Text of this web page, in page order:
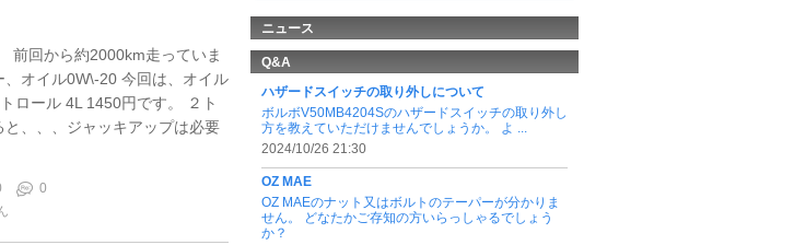
前回から約2000km走っていま
オイル0W\-20 今回は、オイル
ロール 4L 1450円です。 ２ト
、、、ジャッキアップは必要
0
ニュース
Q&A
ハザードスイッチの取り外しについて
ボルボV50MB4204Sのハザードスイッチの取り外し
方を教えていただけませんでしょうか。 よ ...
2024/10/26 21:30
OZ MAE
OZ MAEのナット又はボルトのテーパーが分かりま
せん。 どなたかご存知の方いらっしゃるでしょう
か？